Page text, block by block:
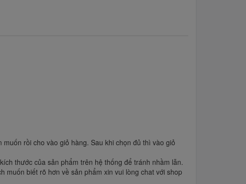
rồi cho vào giỏ hàng. Sau khi chọn đủ thì vào giỏ
thước của sản phẩm trên hệ thống để tránh nhầm lẫn.
muốn biết rõ hơn về sản phẩm xin vui lòng chat với shop